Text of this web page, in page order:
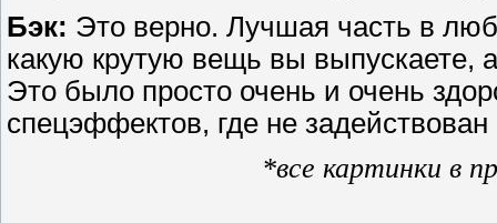
Бэк: Это верно. Лучшая часть в
какую крутую вещь вы выпускаете,
Это было просто очень и очень
спецэффектов, где не
*все картинки в